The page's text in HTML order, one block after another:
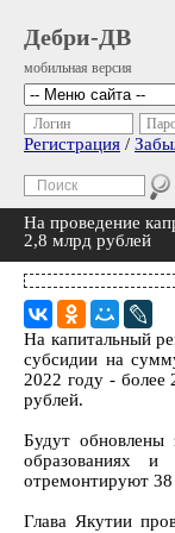
Дебри-ДВ
мобильная версия
Логин
Регистрация /
На проведение
2,8 млрд рублей
На капитальный
субсидии на
2022 году -
рублей.
Будут
образованиях
отремонтируют
Глава Якутии